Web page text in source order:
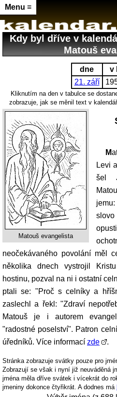
Menu ≡
Kdy byl dříve v
Matouš
dne
v
21. září
Kliknutím na den v tabulce se
zobrazuje, jak se měnil text v
Matouš evangelista
Matouš se původně jmenoval
Levi
šel
neočekávaného povolání měl
několika dnech vystrojil
hostinu, pozval na ni i ostatní
ptali se: "Proč s celníky a
zaslechl a řekl: "Zdraví
Matouš je i autorem
"radostné poselství". Patron
úředníků. Více informací zde .
Stránka zobrazuje svátky pouze pro
Zobrazují se však i nyní již neuváděná
jména měla dříve svátek i vícekrát do
jmeniny dokonce čtyřikrát. A dodnes má